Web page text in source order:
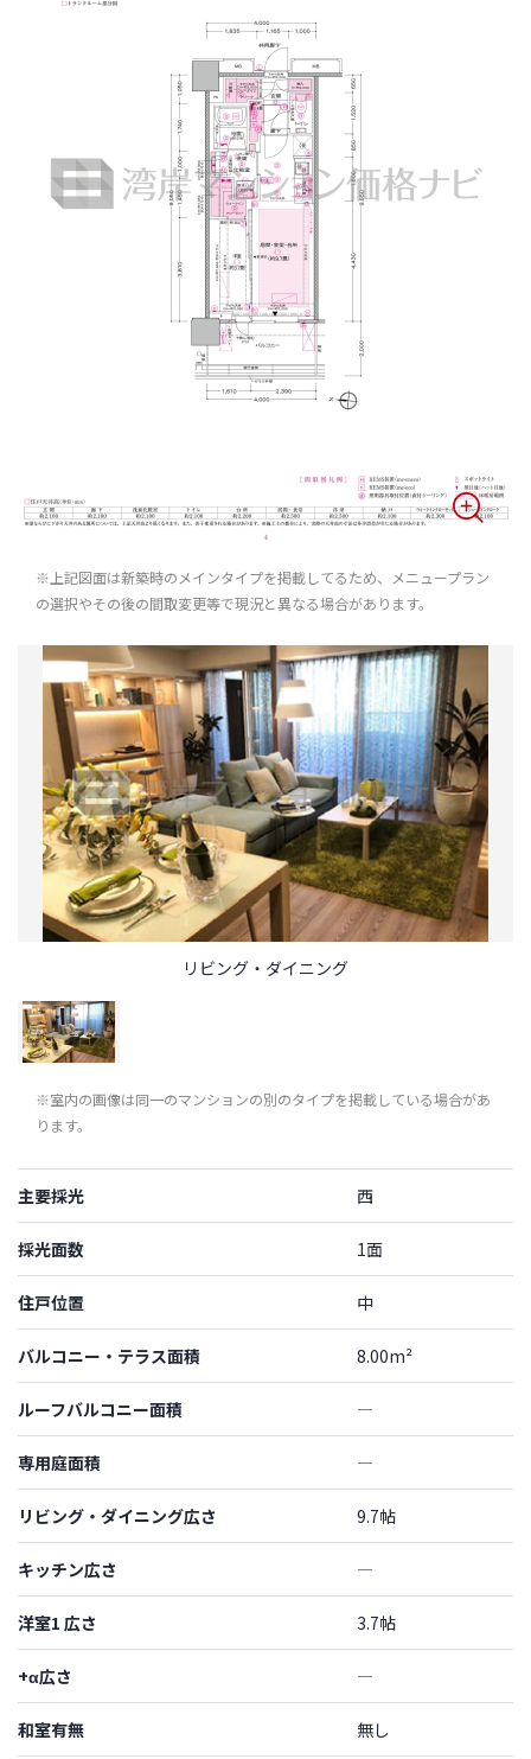
※上記図面は新築時のメインタイプを掲載してるため、メニュープラン
の選択やその後の間取変更等で現況と異なる場合があります。
リビング・ダイニング
※室内の画像は同一のマンションの別のタイプを掲載している場合があ
ります。
主要採光 西
採光面数 1面
住戸位置 中
バルコニー・テラス面積 8.00m²
ルーフバルコニー面積 ―
専用庭面積 ―
リビング・ダイニング広さ 9.7帖
キッチン広さ ―
洋室1 広さ 3.7帖
+α広さ ―
和室有無 無し